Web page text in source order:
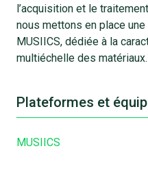
l’acquisition et le
nous mettons en place
MUSIICS, dédiée à la
multiéchelle des matériaux.
Plateformes et
MUSIICS